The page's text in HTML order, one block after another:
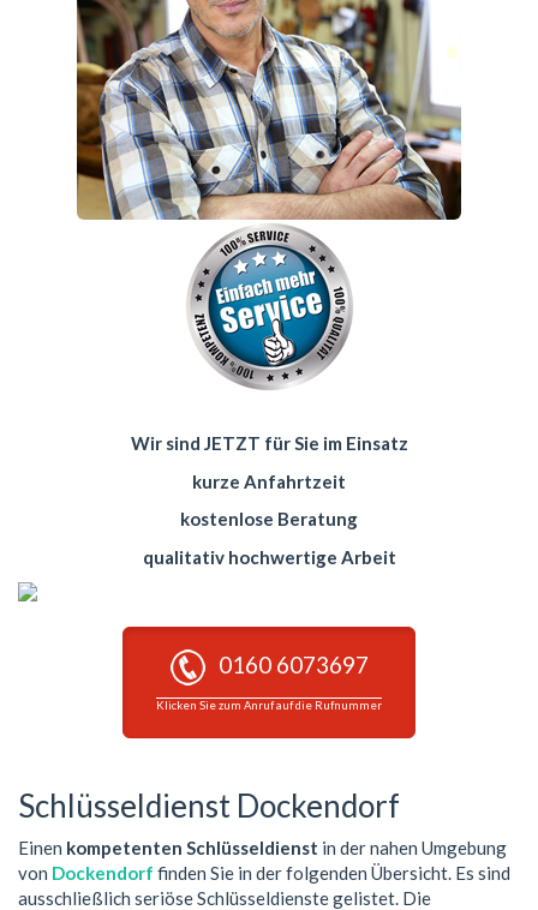
Wir sind JETZT für Sie im Einsatz
kurze Anfahrtzeit
kostenlose Beratung
qualitativ hochwertige Arbeit
0160 6073697
Klicken Sie zum Anruf auf die Rufnummer
Schlüsseldienst Dockendorf
Einen kompetenten Schlüsseldienst in der nahen Umgebung
von Dockendorf finden Sie in der folgenden Übersicht. Es sind
ausschließlich seriöse Schlüsseldienste gelistet. Die